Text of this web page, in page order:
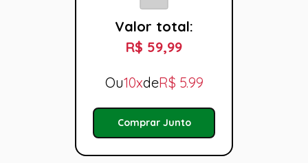
Valor total:
R$ 59,99
Ou10xdeR$ 5.99
Comprar Junto